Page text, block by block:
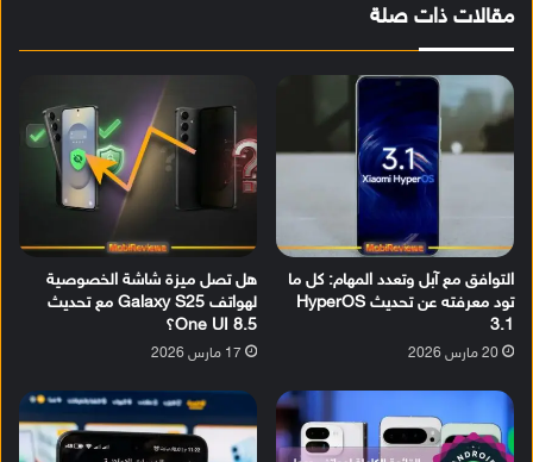
مقالات ذات صلة
التوافق مع آبل وتعدد المهام: كل ما
تود معرفته عن تحديث HyperOS
3.1
20 مارس 2026
هل تصل ميزة شاشة الخصوصية
لهواتف Galaxy S25 مع تحديث
One UI 8.5؟
17 مارس 2026